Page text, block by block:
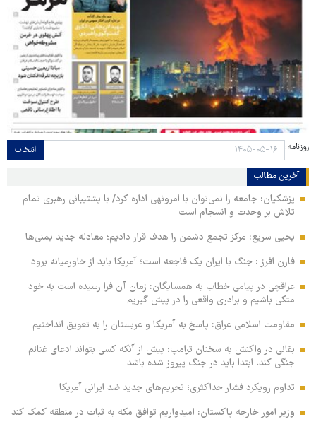
روزنامه: انتخاب
آخرین مطالب
پزشکیان: جامعه را نمی‌توان با امرونهی اداره کرد/ با پشتیبانی رهبری تمام
تلاش بر وحدت و انسجام است
یحیی سریع: مرکز تجمع دشمن را هدف قرار دادیم؛ معادله جدید یمنی‌ها
فارن افرز : جنگ با ایران یک فاجعه است؛ آمریکا باید از خاورمیانه برود
عراقچی در پیامی خطاب به همسایگان: زمان آن فرا رسیده است به خود
متکی باشیم و برادری واقعی را در پیش گیریم
مقاومت اسلامی عراق: پاسخ به آمریکا و عربستان را به تعویق انداختیم
بقائی در واکنش به سخنان ترامپ: پیش از آنکه کسی بتواند ادعای غنائم
جنگی کند، ابتدا باید در جنگ پیروز شده باشد
تداوم رویکرد فشار حداکثری؛ تحریم‌های جدید ضد ایرانی آمریکا
وزیر امور خارجه پاکستان: امیدواریم توافق مکه به ثبات در منطقه کمک کند